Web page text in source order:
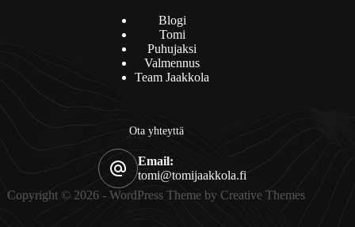
Blogi
Tomi
Puhujaksi
Valmennus
Team Jaakkola
Ota yhteyttä
Email:
tomi@tomijaakkola.fi
Copyright © 2026 - WordPress Theme by Creative Themes